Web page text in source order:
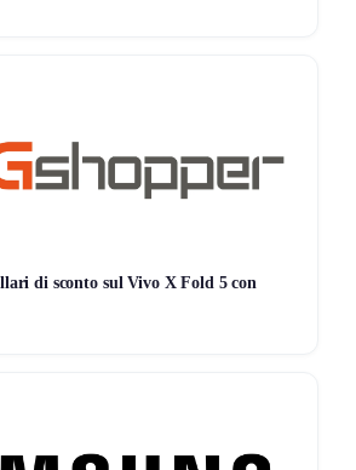
di sconto sul Vivo X Fold 5 con